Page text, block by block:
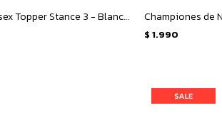
Championes Unisex Topper Stance 3 - Blanco - Azul
$ 1.990